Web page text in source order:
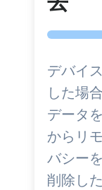
デバイ
した場
データ
からリ
バシー
削除し